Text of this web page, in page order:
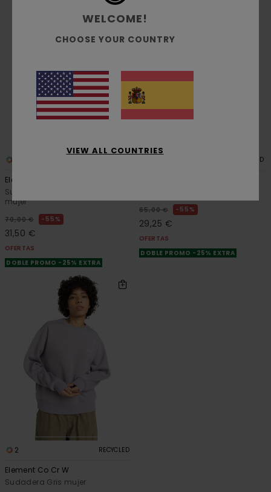
Element Co Po W
Sudadera con capucha Gris
mujer
70,00 € 55%
31,50 €
OFERTAS
DOBLE PROMO -25% EXTRA
RECYCLED
65,00 € 55%
29,25 €
OFERTAS
DOBLE PROMO -25% EXTRA
2 RECYCLED
Element Co Cr W
Sudadera Gris mujer
WELCOME!
CHOOSE YOUR COUNTRY
VIEW ALL COUNTRIES